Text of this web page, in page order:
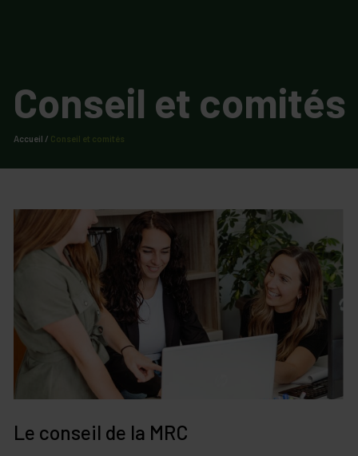
Conseil et comités
Accueil / Conseil et comités
Le conseil de la MRC